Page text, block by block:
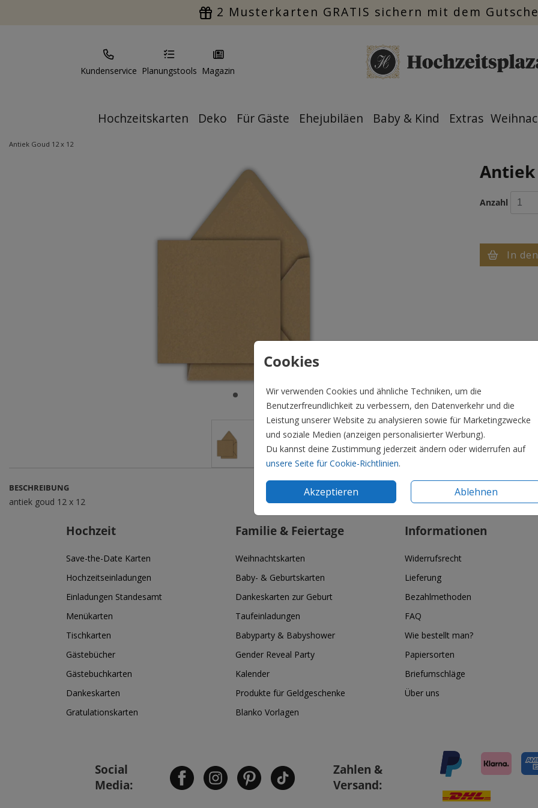
2 Musterkarten GRATIS sichern mit dem
Kundenservice Planungstools Magazin
Hochzeitskarten Deko Für Gäste Ehejubiläen Baby & Kind Extras
Cookies
Wir verwenden Cookies und ähnliche Techniken, um die
Benutzerfreundlichkeit zu verbessern, den Datenverkehr und die
Leistung unserer Website zu analysieren sowie für Marketingzwecke
und soziale Medien (anzeigen personalisierter Werbung).
Du kannst deine Zustimmung jederzeit ändern oder widerrufen auf
unsere Seite für Cookie-Richtlinien.
Akzeptieren Ablehnen
Antiek Goud 12 x 12
Antiek
Anzahl
In
BESCHREIBUNG
antiek goud 12 x 12
Preis:
Hochzeit
Save-the-Date Karten
Hochzeitseinladungen
Einladungen Standesamt
Menükarten
Tischkarten
Gästebücher
Gästebuchkarten
Dankeskarten
Gratulationskarten
Familie & Feiertage
Weihnachtskarten
Baby- & Geburtskarten
Dankeskarten zur Geburt
Taufeinladungen
Babyparty & Babyshower
Gender Reveal Party
Kalender
Produkte für Geldgeschenke
Blanko Vorlagen
Informationen
Widerrufsrecht
Lieferung
Bezahlmethoden
FAQ
Wie bestellt man?
Papiersorten
Briefumschläge
Über uns
Social
Media:
Zahlen &
Versand: